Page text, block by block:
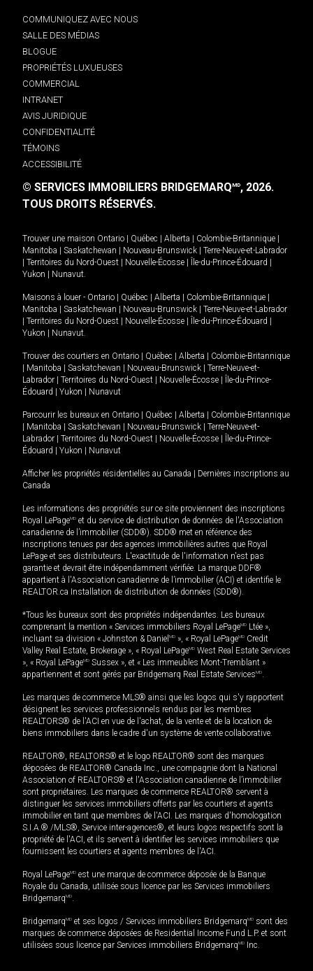
COMMUNIQUEZ AVEC NOUS
SALLE DES MÉDIAS
BLOGUE
PROPRIÉTÉS LUXUEUSES
COMMERCIAL
INTRANET
AVIS JURIDIQUE
CONFIDENTIALITÉ
TÉMOINS
ACCESSIBILITÉ
© SERVICES IMMOBILIERS BRIDGEMARQMD, 2026.
TOUS DROITS RÉSERVÉS.
Trouver une maison Ontario | Québec | Alberta | Colombie-Britannique |
Manitoba | Saskatchewan | Nouveau-Brunswick | Terre-Neuve-et-Labrador
| Territoires du Nord-Ouest | Nouvelle-Écosse | Île-du-Prince-Édouard |
Yukon | Nunavut
Maisons à louer - Ontario | Québec | Alberta | Colombie-Britannique |
Manitoba | Saskatchewan | Nouveau-Brunswick | Terre-Neuve-et-Labrador
| Territoires du Nord-Ouest | Nouvelle-Écosse | Île-du-Prince-Édouard |
Yukon | Nunavut
Trouver des courtiers en Ontario | Québec | Alberta | Colombie-Britannique
| Manitoba | Saskatchewan | Nouveau-Brunswick | Terre-Neuve-et-
Labrador | Territoires du Nord-Ouest | Nouvelle-Écosse | Île-du-Prince-
Édouard | Yukon | Nunavut
Parcourir les bureaux en Ontario | Québec | Alberta | Colombie-Britannique
| Manitoba | Saskatchewan | Nouveau-Brunswick | Terre-Neuve-et-
Labrador | Territoires du Nord-Ouest | Nouvelle-Écosse | Île-du-Prince-
Édouard | Yukon | Nunavut
Afficher les propriétés résidentielles au Canada | Dernières inscriptions au
Canada
Les informations des propriétés sur ce site proviennent des inscriptions
Royal LePageMD et du service de distribution de données de l'Association
canadienne de l’immobilier (SDD®). SDD® met en référence des
inscriptions tenues par des agences immobilières autres que Royal
LePage et ses distributeurs. L'exactitude de l'information n'est pas
garantie et devrait être indépendamment vérifiée. La marque DDF®
appartient à l'Association canadienne de l’immobilier (ACI) et identifie le
REALTOR.ca Installation de distribution de données (SDD®).
*Tous les bureaux sont des propriétés indépendantes. Les bureaux
comprenant la mention « Services immobiliers Royal LePageMD Ltée »,
incluant sa division « Johnston & Daniel MD », « Royal LePageMD Credit
Valley Real Estate, Brokerage », « Royal LePageMD West Real Estate Services
», « Royal LePageMD Sussex », et « Les immeubles Mont-Tremblant »
appartiennent et sont gérés par Bridgemarq Real Estate ServicesMD
Les marques de commerce MLS® ainsi que les logos qui s'y rapportent
désignent les services professionnels rendus par les membres
REALTORS® de l'ACI en vue de l'achat, de la vente et de la location de
biens immobiliers dans le cadre d'un système de vente collaborative.
REALTOR®, REALTORS® et le logo REALTOR® sont des marques
déposées de REALTOR® Canada Inc., une compagnie dont la National
Association of REALTORS® et l'Association canadienne de l’immobilier
sont propriétaires. Les marques de commerce REALTOR® servent à
distinguer les services immobiliers offerts par les courtiers et agents
immobilier en tant que membres de l'ACI. Les marques d'homologation
S.I.A.® /MLS®, Service inter-agences®, et leurs logos respectifs sont la
propriété de l'ACI, et ils servent à identifier les services immobiliers que
fournissent les courtiers et agents membres de l'ACI.
Royal LePageMD est une marque de commerce déposée de la Banque
Royale du Canada, utilisée sous licence par les Services immobiliers
BridgemarqMD
BridgemarqMD et ses logos / Services immobiliers BridgemarqMD sont des
marques de commerce déposées de Residential Income Fund L.P. et sont
utilisées sous licence par Services immobiliers BridgemarqMD Inc.